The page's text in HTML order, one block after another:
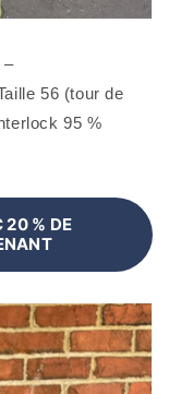
–
56 (tour de
95 %
20 % DE